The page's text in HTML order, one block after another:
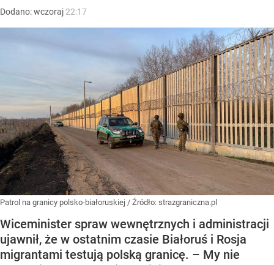
Dodano:wczoraj 22:17
Patrol na granicy polsko-białoruskiej / Źródło: strazgraniczna.pl
Wiceminister spraw wewnętrznych i administracji
ujawnił, że w ostatnim czasie Białoruś i Rosja
migrantami testują polską granicę. – My nie